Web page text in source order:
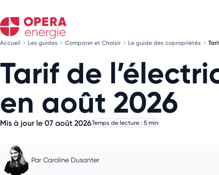
Accueil Les guides Comparer et Choisir Le guide des copropriétés
Tarif de
en août 2026
Mis à jour le 07 août 2026Temps de lecture : 5 min
Par Caroline Dusanter